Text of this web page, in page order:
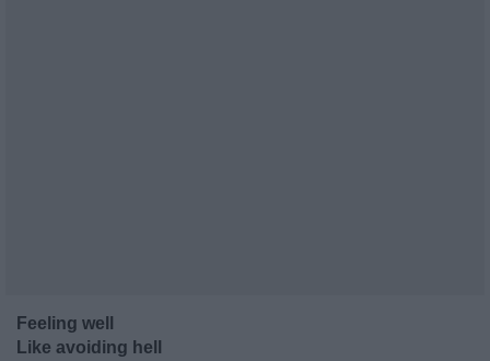
Feeling well
Like avoiding hell